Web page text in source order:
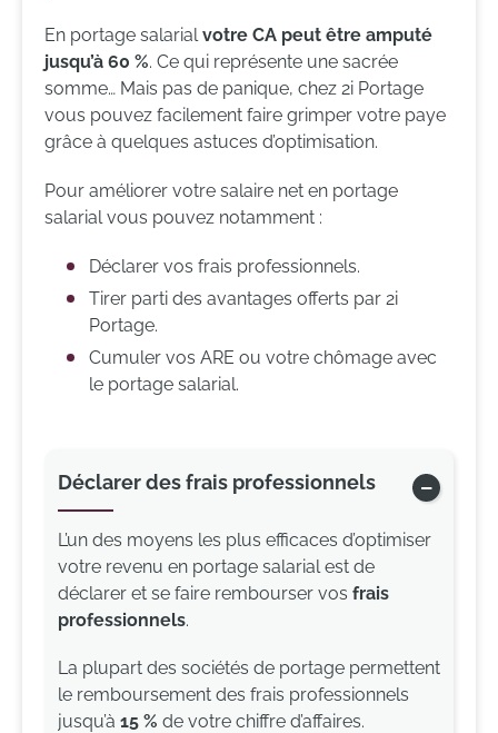
En portage salarialvotre CA peut être amputé
jusqu’à 60 %. Ce qui représente une sacrée
somme… Mais pas de panique, chez 2i Portage
vous pouvez facilement faire grimper votre paye
grâce à quelques astuces d’optimisation.
Pour améliorer votre salaire net en portage
salarial vous pouvez notamment :
Déclarer vos frais professionnels.
Tirer parti des avantages offerts par 2i
Portage.
Cumuler vos ARE ou votre chômage avec
le portage salarial.
Déclarer des frais professionnels
Afficher/
L’un des moyens les plus efficaces d’optimiser
votre revenu en portage salarial est de
déclarer et se faire rembourser vos frais
professionnels.
La plupart des sociétés de portage permettent
le remboursement des frais professionnels
jusqu’à 15 % de votre chiffre d’affaires.